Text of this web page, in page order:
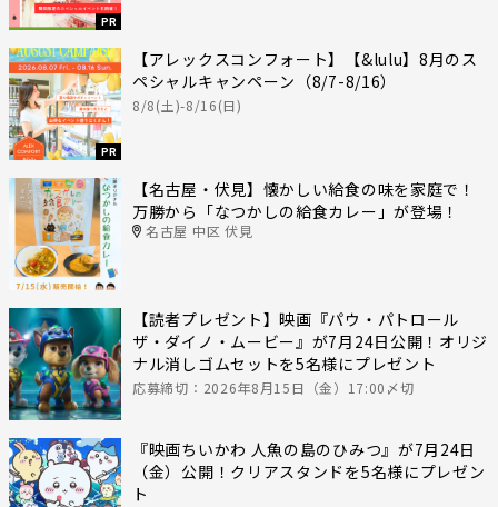
PR
PR
【アレックスコンフォート】【&lulu】8月のス
ペシャルキャンペーン（8/7-8/16）
8/8(土)-8/16(日)
【名古屋・伏見】懐かしい給食の味を家庭で！
万勝から「なつかしの給食カレー」が登場！
名古屋 中区 伏見
【読者プレゼント】映画『パウ・パトロール
ザ・ダイノ・ムービー』が7月24日公開！オリジ
ナル消しゴムセットを5名様にプレゼント
応募締切：2026年8月15日（金）17:00〆切
『映画ちいかわ 人魚の島のひみつ』が7月24日
（金）公開！クリアスタンドを5名様にプレゼン
ト